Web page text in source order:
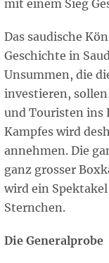
mit einem Sieg
Das saudische
Geschichte in
Unsummen, die
investieren, sollen
und Touristen ins
Kampfes wird
annehmen. Die
ganz grosser
wird ein
Sternchen.
Die Generalprobe